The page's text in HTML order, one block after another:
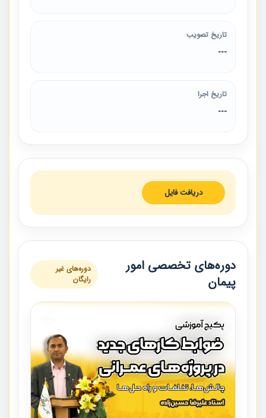
تاریخ تصویب
---
تاریخ اجرا
---
دریافت فایل
دوره‌های تخصصی امور
پیمان
دوره‌های غیر
رایگان